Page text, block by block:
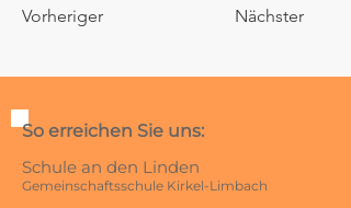
Vorheriger Nächster
So erreichen Sie uns:
Schule an den Linden
Gemeinschaftsschule Kirkel-Limbach